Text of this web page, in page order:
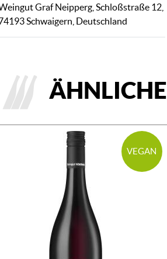
Graf Neipperg, Schloßstraße 12,
Schwaigern, Deutschland
ÄHNLICHE
VEGAN